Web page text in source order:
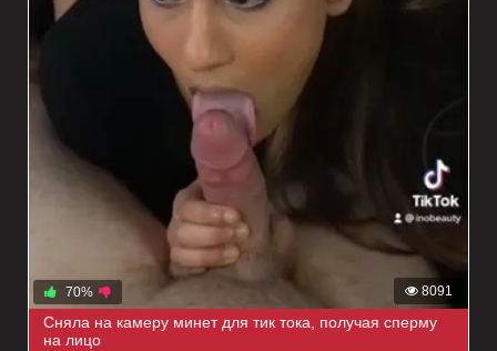
8091
70%
Сняла на камеру минет для тик тока, получая сперму
на лицо